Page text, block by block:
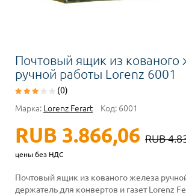
Почтовый ящик из кованого
ручной работы Lorenz 6001
(0)
Марка: Lorenz Ferart Код: 6001
RUB 3.866,06 RUB
цены без НДС
Почтовый ящик из кованого железа
держатель для конвертов и газет Lorenz